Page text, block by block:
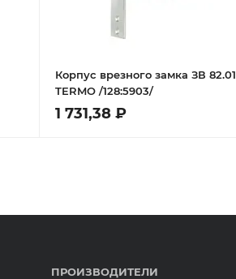
Корпус врезного замка ЗВ 82.01
TERMO /128:5903/
1 731,38 ₽
ПРОИЗВОДИТЕЛИ